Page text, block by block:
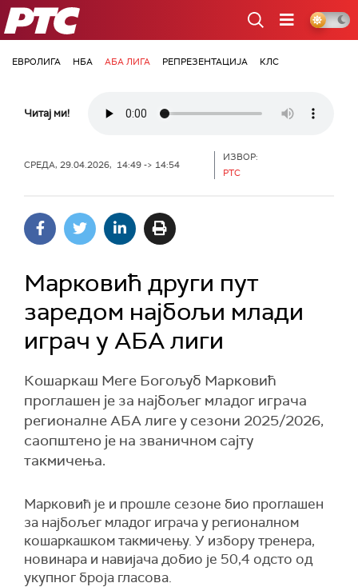
РТС
ЕВРОЛИГА НБА АБА ЛИГА РЕПРЕЗЕНТАЦИЈА КЛС
Читај ми!
СРЕДА, 29.04.2026, 14:49 -> 14:54
ИЗВОР:
РТС
Марковић други пут
заредом најбољи млади
играч у АБА лиги
Кошаркаш Меге Богољуб Марковић
проглашен је за најбољег младог играча
регионалне АБА лиге у сезони 2025/2026,
саопштено је на званичном сајту
такмичења.
Марковић је и прошле сезоне био проглашен
за најбољег младог играча у регионалном
кошаркашком такмичењу. У избору тренера,
новинара и навијача добио је 50,4 одсто од
укупног броја гласова.